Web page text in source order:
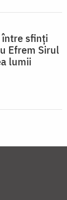
între sfinți
Efrem Sirul
lumii